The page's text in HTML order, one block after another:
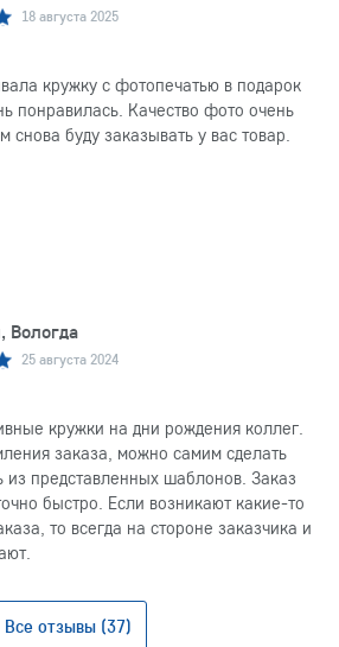
18 августа 2025
кружку с фотопечатью в подарок
понравилась. Качество фото очень
буду заказывать у вас товар.
Вологда
25 августа 2024
кружки на дни рождения коллег.
заказа, можно самим сделать
представленных шаблонов. Заказ
быстро. Если возникают какие-то
то всегда на стороне заказчика и
Все отзывы (37)